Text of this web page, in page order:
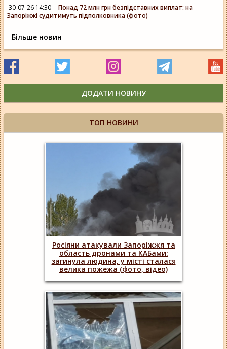
30-07-26 14:30
Понад 72 млн грн безпідставних виплат: на
Запоріжжі судитимуть підполковника (фото)
Більше новин
ДОДАТИ НОВИНУ
ТОП НОВИНИ
Росіяни атакували Запоріжжя та
область дронами та КАБами:
загинула людина, у місті сталася
велика пожежа (фото, відео)